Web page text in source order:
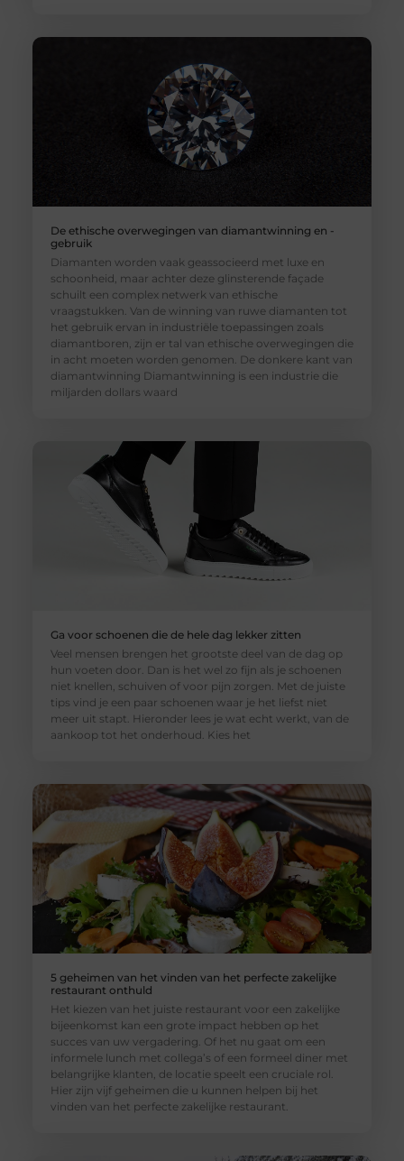
De ethische overwegingen van diamantwinning en -
gebruik
Diamanten worden vaak geassocieerd met luxe en
schoonheid, maar achter deze glinsterende façade
schuilt een complex netwerk van ethische
vraagstukken. Van de winning van ruwe diamanten tot
het gebruik ervan in industriële toepassingen zoals
diamantboren, zijn er tal van ethische overwegingen die
in acht moeten worden genomen. De donkere kant van
diamantwinning Diamantwinning is een industrie die
miljarden dollars waard
Ga voor schoenen die de hele dag lekker zitten
Veel mensen brengen het grootste deel van de dag op
hun voeten door. Dan is het wel zo fijn als je schoenen
niet knellen, schuiven of voor pijn zorgen. Met de juiste
tips vind je een paar schoenen waar je het liefst niet
meer uit stapt. Hieronder lees je wat echt werkt, van de
aankoop tot het onderhoud. Kies het
5 geheimen van het vinden van het perfecte zakelijke
restaurant onthuld
Het kiezen van het juiste restaurant voor een zakelijke
bijeenkomst kan een grote impact hebben op het
succes van uw vergadering. Of het nu gaat om een
informele lunch met collega’s of een formeel diner met
belangrijke klanten, de locatie speelt een cruciale rol.
Hier zijn vijf geheimen die u kunnen helpen bij het
vinden van het perfecte zakelijke restaurant.